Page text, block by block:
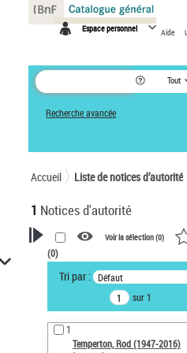
Espace personnel Aide
Tout
Recherche avancée
Accueil Liste de notices d’autorité
1 Notices d'autorité
VOTRE RECHERCHE
Recherche avancée dans les
notices d’autorité
Œuvres liées à l'auteur :
Temperton, Rod (1947-2016)
Voir la sélection (0)
(0)
Tri par : Défaut
sur 1
1
Temperton, Rod (1947-2016)
Panneau de gestion des cookies